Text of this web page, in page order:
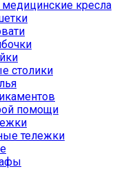
кресла
столики
помощи
тележки